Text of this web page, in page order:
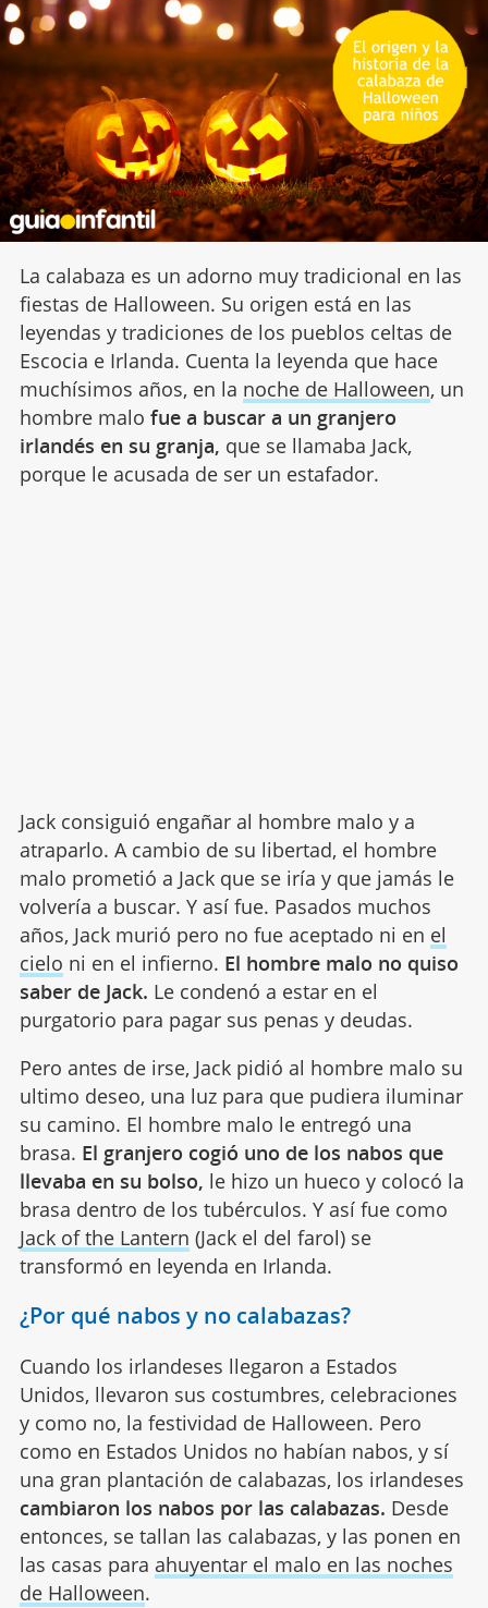
La calabaza es un adorno muy tradicional en las
fiestas de Halloween. Su origen está en las
leyendas y tradiciones de los pueblos celtas de
Escocia e Irlanda. Cuenta la leyenda que hace
muchísimos años, en la noche de Halloween, un
hombre malo fue a buscar a un granjero
irlandés en su granja, que se llamaba Jack,
porque le acusada de ser un estafador.
Jack consiguió engañar al hombre malo y a
atraparlo. A cambio de su libertad, el hombre
malo prometió a Jack que se iría y que jamás le
volvería a buscar. Y así fue. Pasados muchos
años, Jack murió pero no fue aceptado ni en el
cielo ni en el infierno. El hombre malo no quiso
saber de Jack. Le condenó a estar en el
purgatorio para pagar sus penas y deudas.
Pero antes de irse, Jack pidió al hombre malo su
ultimo deseo, una luz para que pudiera iluminar
su camino. El hombre malo le entregó una
brasa. El granjero cogió uno de los nabos que
llevaba en su bolso, le hizo un hueco y colocó la
brasa dentro de los tubérculos. Y así fue como
Jack of the Lantern (Jack el del farol) se
transformó en leyenda en Irlanda.
¿Por qué nabos y no calabazas?
Cuando los irlandeses llegaron a Estados
Unidos, llevaron sus costumbres, celebraciones
y como no, la festividad de Halloween. Pero
como en Estados Unidos no habían nabos, y sí
una gran plantación de calabazas, los irlandeses
cambiaron los nabos por las calabazas. Desde
entonces, se tallan las calabazas, y las ponen en
las casas para ahuyentar el malo en las noches
de Halloween.